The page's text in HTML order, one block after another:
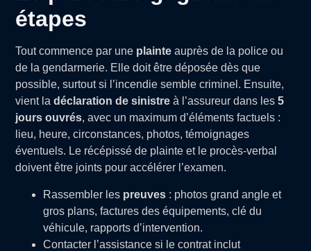
étapes
Tout commence par une plainte auprès de la police ou
de la gendarmerie. Elle doit être déposée dès que
possible, surtout si l’incendie semble criminel. Ensuite,
vient ladéclaration de sinistre à l’assureur dans les5
jours ouvrés, avec un maximum d’éléments factuels :
lieu, heure, circonstances, photos, témoignages
éventuels. Le récépissé de plainte et le procès-verbal
doivent être joints pour accélérer l’examen.
Rassembler les preuves : photos grand angle et
gros plans, factures des équipements, clé du
véhicule, rapports d’intervention.
Contacter l’assistance si le contrat inclut